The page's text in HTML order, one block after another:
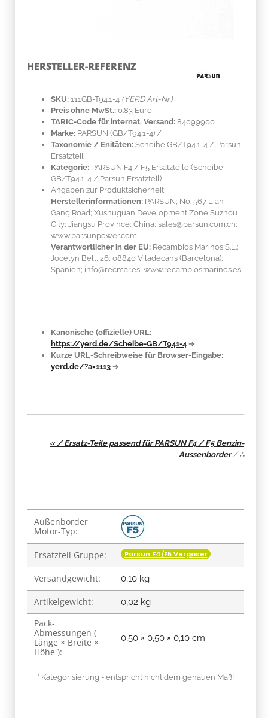
HERSTELLER-REFERENZ
SKU: 111GB-T94.1-4 (YERD Art-Nr.)
Preis ohne MwSt.: 0.83 Euro
TARIC-Code für internat. Versand: 84099900
Marke: PARSUN (GB/T94.1-4) /
Taxonomie / Enitäten: Scheibe GB/T94.1-4 / Parsun
Ersatzteil
Kategorie: PARSUN F4 / F5 Ersatzteile (Scheibe
GB/T94.1-4 / Parsun Ersatzteil)
Angaben zur Produktsicherheit
Herstellerinformationen: PARSUN; No. 567 Lian
Gang Road; Xushuguan Development Zone Suzhou
City; Jiangsu Province; China; sales@parsun.com.cn;
www.parsunpower.com
Verantwortlicher in der EU: Recambios Marinos S.L.;
Jocelyn Bell, 26; 08840 Viladecans (Barcelona);
Spanien; info@recmar.es; www.recambiosmarinos.es
Kanonische (offizielle) URL:
https://yerd.de/Scheibe-GB/T941-4 ➔
Kurze URL-Schreibweise für Browser-Eingabe:
yerd.de/?a=1113 ➔
« / Ersatz-Teile passend für PARSUN F4 / F5 Benzin-
Aussenborder/∴
Produkteigenschaft
Wert
Außenborder
Motor-Typ:
Ersatzteil Gruppe: Parsun F4/F5 Vergaser
Versandgewicht: 0,10 kg
Artikelgewicht: 0,02 kg
Pack-
Abmessungen (
Länge × Breite ×
Höhe ):
0,50 × 0,50 × 0,10 cm
* Kategorisierung - entspricht nicht dem genauen Maß!